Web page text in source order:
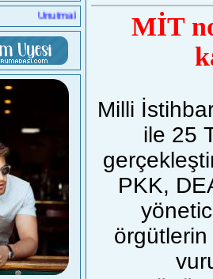
Unutmak mı kolay, affetmek mi kolay?
MİT
Milli
ile 25
PKK,